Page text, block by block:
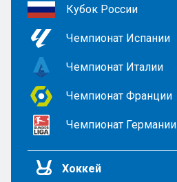
Кубок России
Чемпионат Испании
Чемпионат Италии
Чемпионат Франции
Чемпионат Германии
Хоккей